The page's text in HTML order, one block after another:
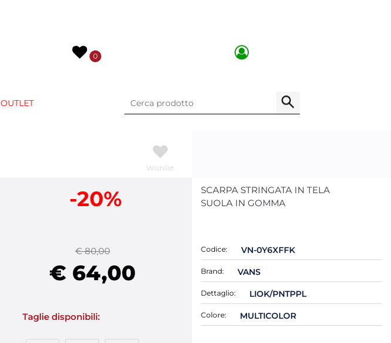
0
OUTLET
Wishlist
-20%
€ 80,00
€ 64,00
Taglie disponibili:
SCARPA STRINGATA IN TELA
SUOLA IN GOMMA
Codice: VN-0Y6XFFK
Brand: VANS
Dettaglio: LIOK/PNTPPL
Colore: MULTICOLOR